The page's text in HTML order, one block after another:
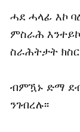
ሓደ ሓላፊ እኮ
ምስራሕ
ስራሕትታት
ብምዃኑ ድማ
ንገብረሉ፡፡